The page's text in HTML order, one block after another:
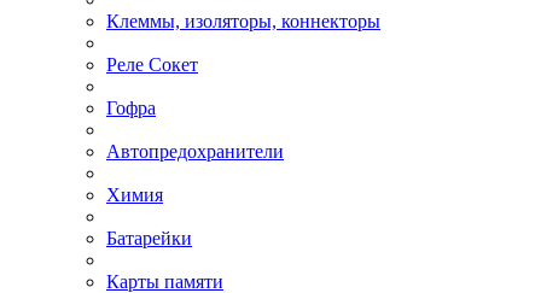
Клеммы, изоляторы, коннекторы
Реле Сокет
Гофра
Автопредохранители
Химия
Батарейки
Карты памяти